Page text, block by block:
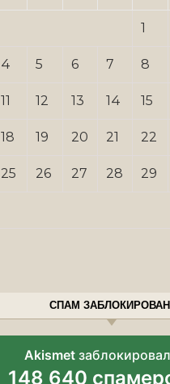
1
4 5 6 7 8
11 12 13 14 15
18 19 20 21 22
25 26 27 28 29
СПАМ ЗАБЛОКИРОВАН
Akismet заблокировал
148 640